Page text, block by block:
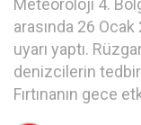
Meteoroloji 4.
arasında 26
uyarı yaptı.
denizcilerin
Fırtınanın gece